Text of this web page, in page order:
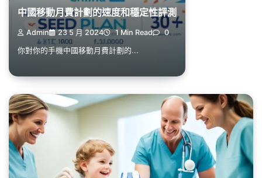
中國移動月費計劃的速度和穩定性評測
Admin 23 5 月 2024 1 Min Read 0
你對你的手機中國移動月費計劃的...